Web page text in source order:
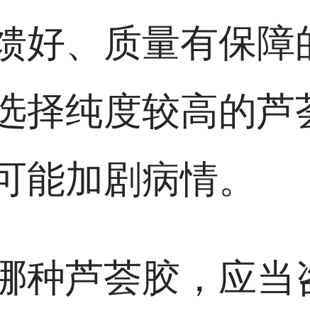
好、质量有保障
择纯度较高的芦
能加剧病情。
种芦荟胶，应当